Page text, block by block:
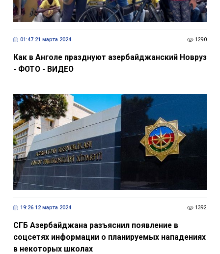
01:47 21 марта 2024 1290
Как в Анголе празднуют азербайджанский Новруз
- ФОТО - ВИДЕО
19:26 12 марта 2024 1392
СГБ Азербайджана разъяснил появление в
соцсетях информации о планируемых нападениях
в некоторых школах